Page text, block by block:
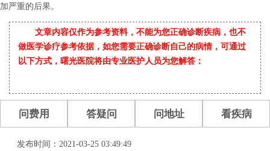
加严重的后果。
文章内容仅作为参考资料，不能为您正确诊断疾病，也不
做医学诊疗参考依据，如您需要正确诊断自己的病情，可通过
以下方式，曙光医院将由专业医护人员为您解答：
问费用 答疑问 问地址 看疾病
发布时间：2021-03-25 03:49:49